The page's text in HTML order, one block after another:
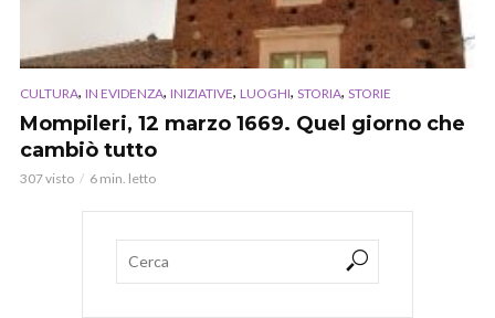
CULTURA, IN EVIDENZA, INIZIATIVE, LUOGHI, STORIA, STORIE
Mompileri, 12 marzo 1669. Quel giorno che
cambiò tutto
307 visto 6 min. letto